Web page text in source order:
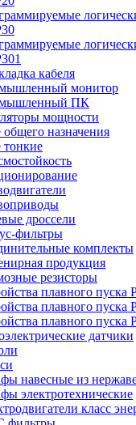
кабеля
монитор
ПК
мощности
общего назначения
тонкие
дроссели
фильтры
комплекты
продукция
резисторы
плавного пуска
плавного пуска
плавного пуска
датчики
навесные из
электротехнические
класс